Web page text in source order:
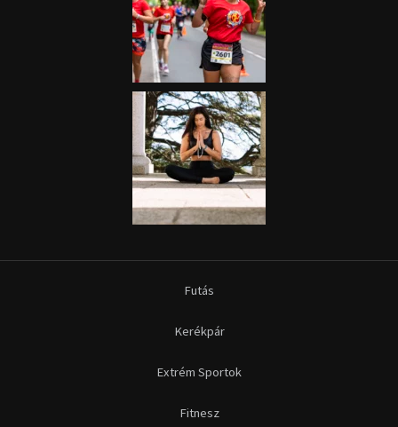
Futás
Kerékpár
Extrém Sportok
Fitnesz